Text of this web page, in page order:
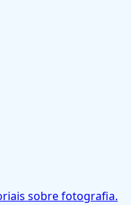
sobre fotografia.